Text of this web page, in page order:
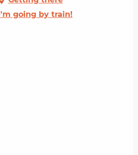
I'm going by train!